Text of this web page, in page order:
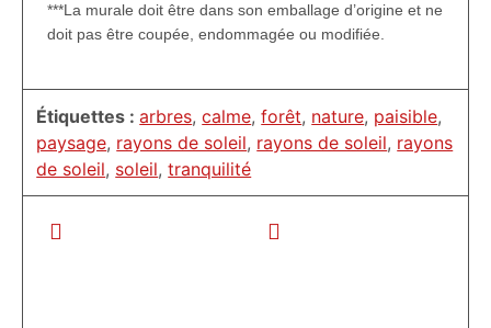
***La murale doit être dans son emballage d’origine et ne
doit pas être coupée, endommagée ou modifiée.
Étiquettes :arbres,calme,forêt, nature, paisible,
paysage, rayons de soleil, rayons de soleil, rayons
de soleil, soleil,tranquilité